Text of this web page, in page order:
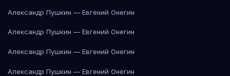
Александр Пушкин — Евгений Онегин
Александр Пушкин — Евгений Онегин
Александр Пушкин — Евгений Онегин
Александр Пушкин — Евгений Онегин